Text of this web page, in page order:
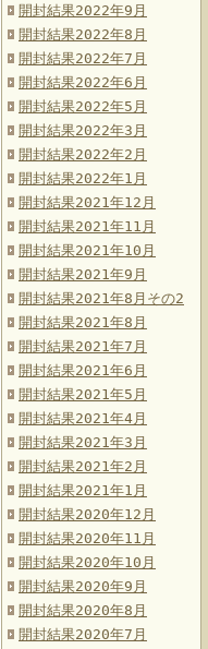
開封結果2022年9月
開封結果2022年8月
開封結果2022年7月
開封結果2022年6月
開封結果2022年5月
開封結果2022年3月
開封結果2022年2月
開封結果2022年1月
開封結果2021年12月
開封結果2021年11月
開封結果2021年10月
開封結果2021年9月
開封結果2021年8月その2
開封結果2021年8月
開封結果2021年7月
開封結果2021年6月
開封結果2021年5月
開封結果2021年4月
開封結果2021年3月
開封結果2021年2月
開封結果2021年1月
開封結果2020年12月
開封結果2020年11月
開封結果2020年10月
開封結果2020年9月
開封結果2020年8月
開封結果2020年7月